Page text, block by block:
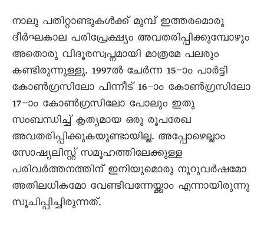
നാലു പതിറ്റാണ്ടുകൾക്ക് മുമ്പ് ഇത്തരമൊരു
ദീർഘകാല പരിപ്രേക്ഷ്യം അവതരിപ്പിക്കുമ്പോഴും
അതൊരു വിദൂരസ്വപ്നമായി മാത്രമേ പലരും
കണ്ടിരുന്നുള്ളൂ. 1997ൽ ചേർന്ന 15–ാം പാർട്ടി
കോൺഗ്രസിലോ പിന്നീട് 16–ാം കോൺഗ്രസിലോ
17–ാം കോൺഗ്രസിലോ പോലും ഇതു
സംബന്ധിച്ച് കൃത്യമായ ഒരു രൂപരേഖ
അവതരിപ്പിക്കുകയുണ്ടായില്ല. അപ്പോഴെല്ലാം
സോഷ്യലിസ്റ്റ് സമൂഹത്തിലേക്കുള്ള
പരിവർത്തനത്തിന് ഇനിയുമൊരു നൂറുവർഷമോ
അതിലധികമോ വേണ്ടിവന്നേയ്ക്കാം എന്നായിരുന്നു
സൂചിപ്പിച്ചിരുന്നത്.